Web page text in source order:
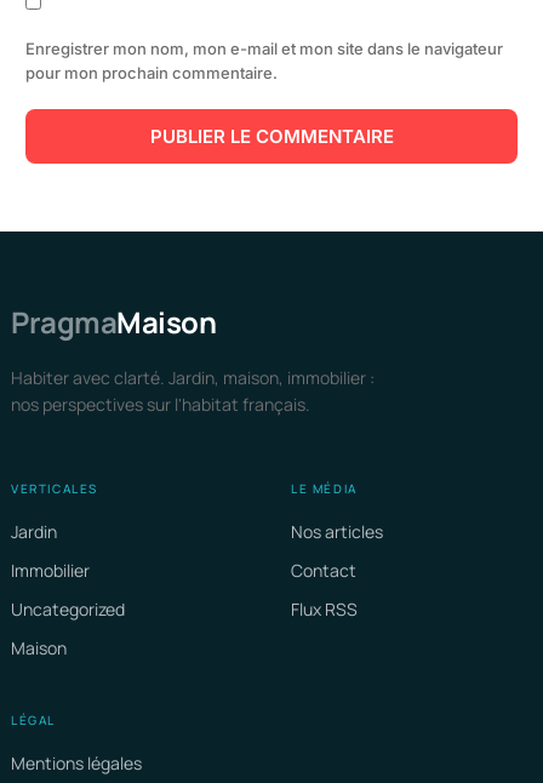
Enregistrer mon nom, mon e-mail et mon site dans le navigateur
pour mon prochain commentaire.
PragmaMaison
Habiter avec clarté. Jardin, maison, immobilier :
nos perspectives sur l'habitat français.
VERTICALES
Jardin
Immobilier
Uncategorized
Maison
LE MÉDIA
Nos articles
Contact
Flux RSS
LÉGAL
Mentions légales